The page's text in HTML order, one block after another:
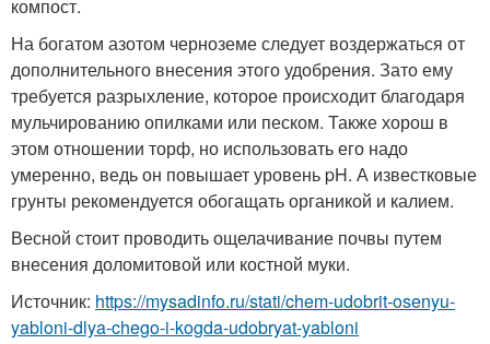
компост.
На богатом азотом черноземе следует воздержаться от
дополнительного внесения этого удобрения. Зато ему
требуется разрыхление, которое происходит благодаря
мульчированию опилками или песком. Также хорош в
этом отношении торф, но использовать его надо
умеренно, ведь он повышает уровень pH. А известковые
грунты рекомендуется обогащать органикой и калием.
Весной стоит проводить ощелачивание почвы путем
внесения доломитовой или костной муки.
Источник: https://mysadinfo.ru/stati/chem-udobrit-osenyu-
yabloni-dlya-chego-i-kogda-udobryat-yabloni